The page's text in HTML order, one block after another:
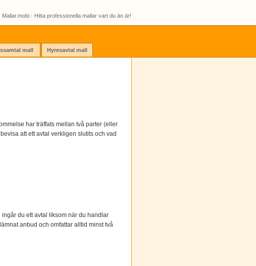
Mallar.mobi - Hitta professionella mallar vart du än är!
mall Hyresavtal mall
har träffats mellan två parter (eller
att ett avtal verkligen slutits och vad
du ett avtal liksom när du handlar
anbud och omfattar alltid minst två